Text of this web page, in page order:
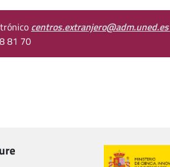
centros.extranjero@adm.uned.es
81 70